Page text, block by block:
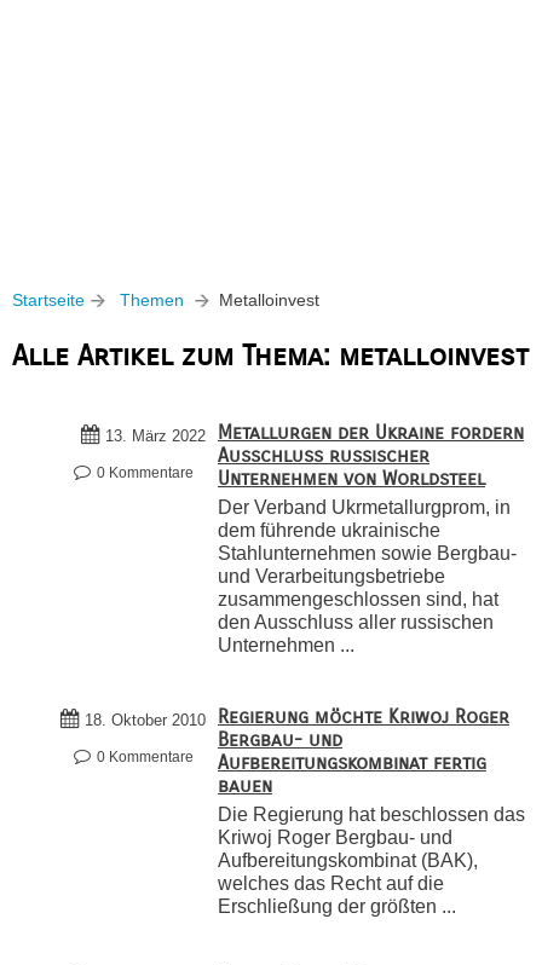
Startseite Themen Metalloinvest
Alle Artikel zum Thema: metalloinvest
13. März 2022
0 Kommentare
Metallurgen der Ukraine fordern
Ausschluss russischer
Unternehmen von Worldsteel
Der Verband Ukrmetallurgprom, in
dem führende ukrainische
Stahlunternehmen sowie Bergbau-
und Verarbeitungsbetriebe
zusammengeschlossen sind, hat
den Ausschluss aller russischen
Unternehmen ...
18. Oktober 2010
0 Kommentare
Regierung möchte Kriwoj Roger
Bergbau- und
Aufbereitungskombinat fertig
bauen
Die Regierung hat beschlossen das
Kriwoj Roger Bergbau- und
Aufbereitungskombinat (BAK),
welches das Recht auf die
Erschließung der größten ...